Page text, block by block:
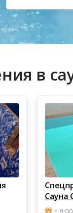
в
Сауна